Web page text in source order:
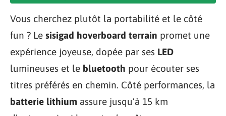
Vous cherchez plutôt la portabilité et le côté
fun ? Le sisigad hoverboard terrain promet une
expérience joyeuse, dopée par ses LED
lumineuses et le bluetooth pour écouter ses
titres préférés en chemin. Côté performances, la
batterie lithium assure jusqu’à 15 km